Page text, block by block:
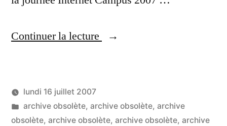
Continuer la lecture
« Internet
stratégies
Publié
par
LucL
lundi 16 juillet 2007
Publié
dans
archive obsolète, archive obsolète, archive
obsolète, archive obsolète, archive obsolète, archive